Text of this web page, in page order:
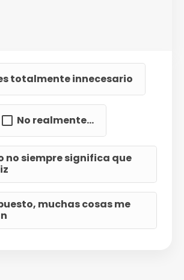
totalmente innecesario
No realmente...
no siempre significa que
muchas cosas me